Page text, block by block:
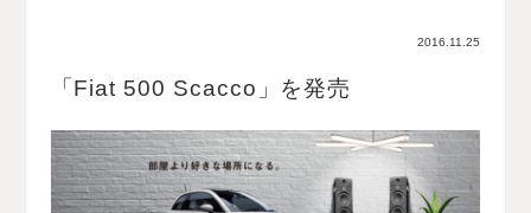
2016.11.25
「Fiat 500 Scacco」を発売